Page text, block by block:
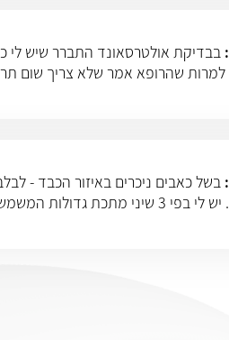
בבדיקת אולטרסאונד התברר שיש לי
למרות שהרופא אמר שלא צריך שום
לכתר (הכתר הזמני נפל). אולי זה מסביר את העובדה שהבדיקה